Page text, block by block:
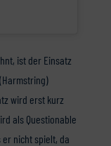
ist der Einsatz
wird erst kurz
als Questionable
nicht spielt, da